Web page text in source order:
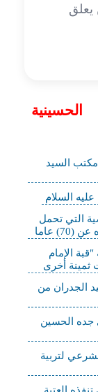
يعلق
الحسينية
السيد
السلام
التي تحمل
عاما
الإمام
ثمينة أخرى
الجدران من
جده الحسين
لتربية